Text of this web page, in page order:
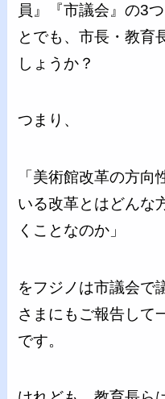
員』『市議会』の3
とでも、市長・教育
しょうか？
つまり、
「美術館改革の方
いる改革とはどんな
くことなのか」
をフジノは市議会で
さまにもご報告して
です。